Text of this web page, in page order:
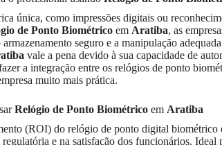
única, como impressões digitais ou
de Ponto Biométrico em Aratiba, as
seguro e a manipulação
vale a pena devido à sua capacidade de
a integração entre os relógios de ponto
muito mais prática.
Relógio de Ponto Biométrico em Aratiba
(ROI) do relógio de ponto digital biométrico
e na satisfação dos funcionários.